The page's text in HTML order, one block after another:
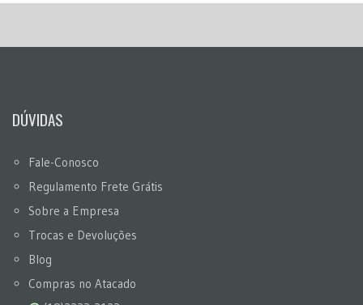
DÚVIDAS
Fale-Conosco
Regulamento Frete Grátis
Sobre a Empresa
Trocas e Devoluções
Blog
Compras no Atacado